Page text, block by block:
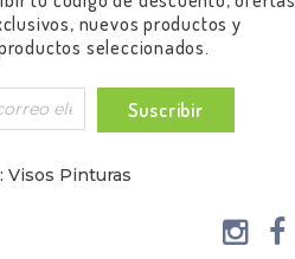
nuevos productos y
seleccionados.
Suscribir
Visos Pinturas